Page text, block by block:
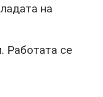
на
Работата се